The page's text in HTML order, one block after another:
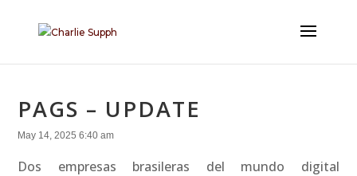
PAGS – UPDATE
May 14, 2025 6:40 am
Dos empresas brasileras del mundo digital